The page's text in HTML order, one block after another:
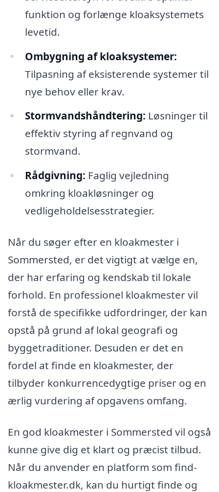
funktion og forlænge kloaksystemets
levetid.
Ombygning af kloaksystemer:
Tilpasning af eksisterende systemer til
nye behov eller krav.
Stormvandshåndtering: Løsninger til
effektiv styring af regnvand og
stormvand.
Rådgivning: Faglig vejledning
omkring kloakløsninger og
vedligeholdelsesstrategier.
Når du søger efter en kloakmester i
Sommersted, er det vigtigt at vælge en,
der har erfaring og kendskab til lokale
forhold. En professionel kloakmester vil
forstå de specifikke udfordringer, der kan
opstå på grund af lokal geografi og
byggetraditioner. Desuden er det en
fordel at finde en kloakmester, der
tilbyder konkurrencedygtige priser og en
ærlig vurdering af opgavens omfang.
En god kloakmester i Sommersted vil også
kunne give dig et klart og præcist tilbud.
Når du anvender en platform som find-
kloakmester.dk, kan du hurtigt finde og